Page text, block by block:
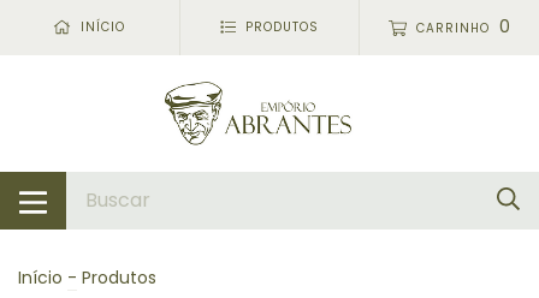
INÍCIO PRODUTOS CARRINHO 0
Início - Produtos